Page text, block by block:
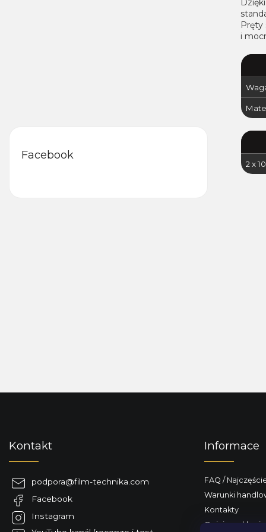
Facebook
Pręty
i
2 x
Kontakt
podpora@film-technika.com
Facebook
Instagram
Informace
FAQ /
Warunki
Kontakty
Opinie o sklepie